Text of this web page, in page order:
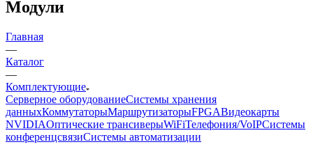
Модули
Главная
—
Каталог
—
Комплектующие
Серверное оборудованиеСистемы хранения
данныхКоммутаторыМаршрутизаторыFPGAВидеокарты
NVIDIAОптические трансиверыWiFiТелефония/VoIPСистемы
конференцсвязиСистемы автоматизации